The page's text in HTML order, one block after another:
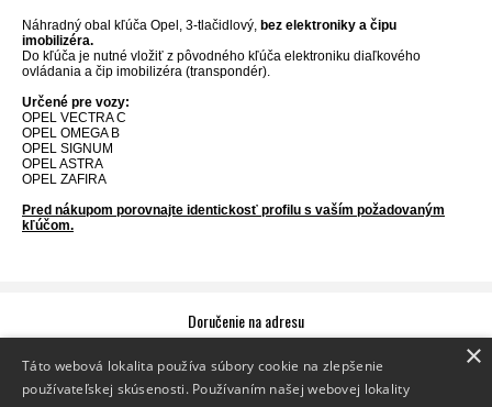
Náhradný obal kľúča Opel, 3-tlačidlový, bez elektroniky a čipu
imobilizéra.
Do kľúča je nutné vložiť z pôvodného kľúča elektroniku diaľkového
ovládania a čip imobilizéra (transpondér).
Určené pre vozy:
OPEL VECTRA C
OPEL OMEGA B
OPEL SIGNUM
OPEL ASTRA
OPEL ZAFIRA
Pred nákupom porovnajte identickosť profilu s vaším požadovaným
kľúčom.
Doručenie na adresu
Sledovanie zásielky
Doručenie na výdajné miesto
×
Táto webová lokalita používa súbory cookie na zlepšenie
používateľskej skúsenosti. Používaním našej webovej lokality